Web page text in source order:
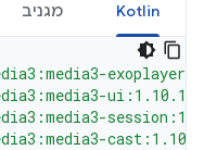
Kotlin מגניב
ui:1.10.1"